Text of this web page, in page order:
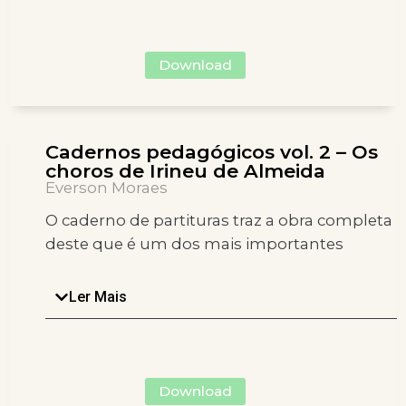
Download
Cadernos pedagógicos vol. 2 – Os
choros de Irineu de Almeida
Everson Moraes
O caderno de partituras traz a obra completa
deste que é um dos mais importantes
Boa parte de sua obra é desconhecida e
alguns de seus manuscritos, sobreviventes
antigos chorões. Tais anotações foram
Ler Mais
Download